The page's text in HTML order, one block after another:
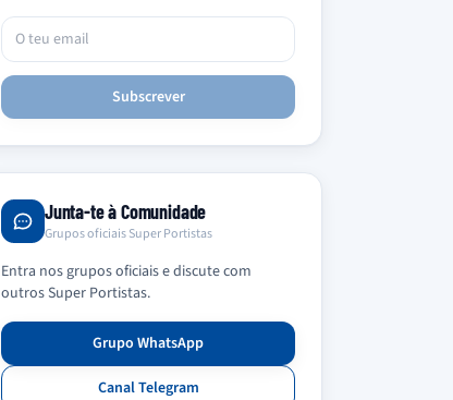
Subscrever
Junta-te à Comunidade
Grupos oficiais Super Portistas
Entra nos grupos oficiais e discute com
outros Super Portistas.
Grupo WhatsApp
Canal Telegram